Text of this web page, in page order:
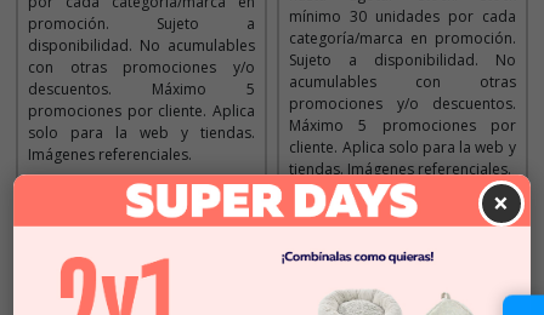
promoción. Sujeto a
disponibilidad. No acumulables
con otras promociones y/o
descuentos. Máximo 5
promociones por cliente. Aplica
solo para la web y tiendas.
Imágenes referenciales.
mínimo 30 unidades por cada
categoría/marca en promoción.
Sujeto a disponibilidad. No
acumulables con otras
promociones y/o descuentos.
Máximo 5 promociones por
cliente. Aplica solo para la web y
tiendas. Imágenes referenciales.
Descripción
×